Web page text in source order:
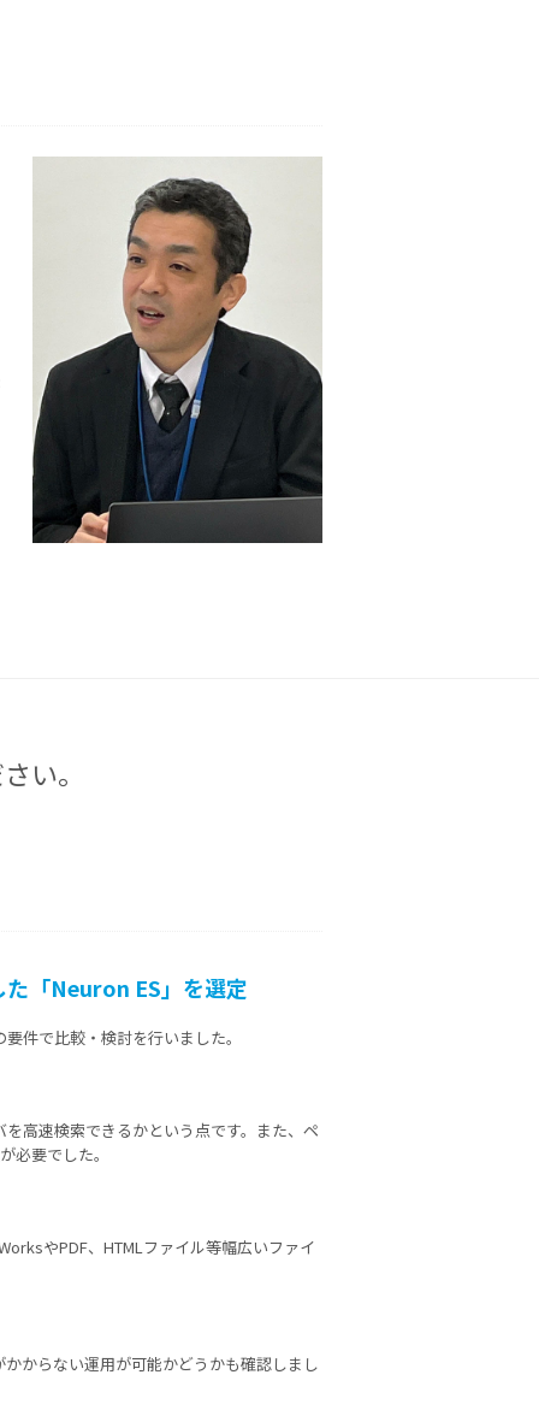
い。
「Neuron ES」を選定
件で比較・検討を行いました。
高速検索できるかという点です。また、ペ
必要でした。
やPDF、HTMLファイル等幅広いファイ
からない運用が可能かどうかも確認しまし